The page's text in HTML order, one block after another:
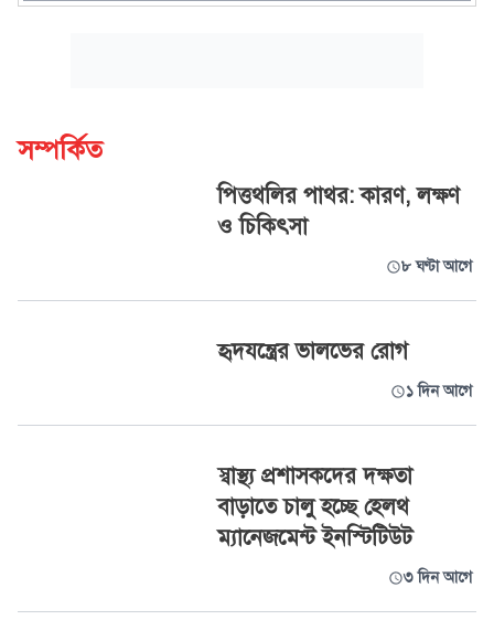
সম্পর্কিত
পিত্তথলির পাথর: কারণ, লক্ষণ
ও চিকিৎসা
৮ ঘণ্টা আগে
হৃদযন্ত্রের ভালভের রোগ
১ দিন আগে
স্বাস্থ্য প্রশাসকদের দক্ষতা
বাড়াতে চালু হচ্ছে হেলথ
ম্যানেজমেন্ট ইনস্টিটিউট
৩ দিন আগে